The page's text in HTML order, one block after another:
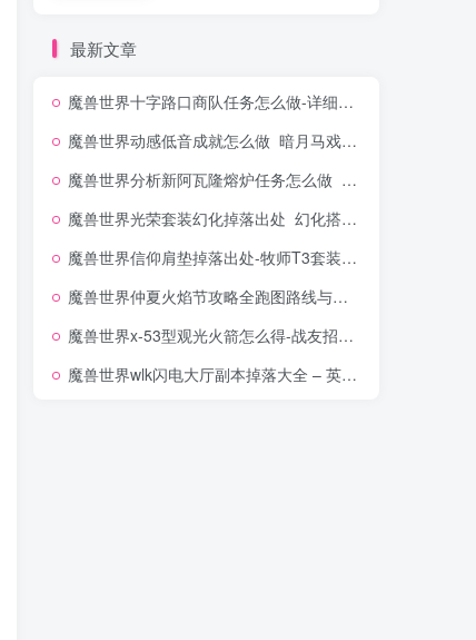
最新文章
魔兽世界十字路口商队任务怎么做-详细坐标位置一览
魔兽世界动感低音成就怎么做_暗月马戏团跳舞机攻略
魔兽世界分析新阿瓦隆熔炉任务怎么做_DK新手村阿瓦隆熔炉位置坐标
魔兽世界光荣套装幻化掉落出处_幻化搭配最美外观展示
魔兽世界信仰肩垫掉落出处-牧师T3套装属性外观一览
魔兽世界仲夏火焰节攻略全跑图路线与篝火位置-节日成就
魔兽世界x-53型观光火箭怎么得-战友招募坐骑获取方法
魔兽世界wlk闪电大厅副本掉落大全 – 英雄难度打法路线攻略